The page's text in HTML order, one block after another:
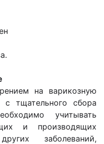
на варикозную
с тщательного сбора
учитывать
и производящих
заболеваний,